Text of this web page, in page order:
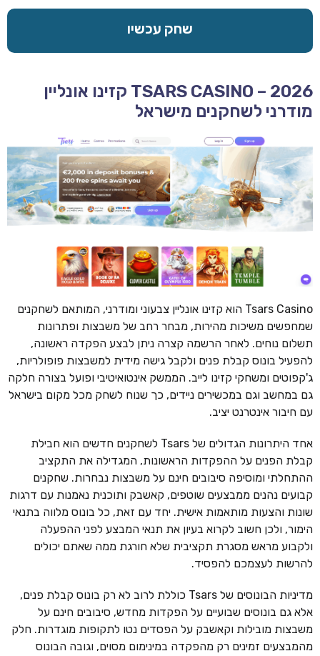
שחק עכשיו
TSARS CASINO – 2026 קזינו אונליין
מודרני לשחקנים מישראל
Tsars Casino הוא קזינו אונליין צבעוני ומודרני, המותאם לשחקנים
שמחפשים משיכות מהירות, מבחר רחב של משבצות ופתרונות
תשלום נוחים. לאחר הרשמה קצרה ניתן לבצע הפקדה ראשונה,
להפעיל בונוס קבלת פנים ולקבל גישה מידית למשבצות פופולריות,
ג'קפוטים ומשחקי קזינו לייב. הממשק אינטואיטיבי ופועל בצורה חלקה
גם במחשב וגם במכשירים ניידים, כך שנוח לשחק מכל מקום בישראל
עם חיבור אינטרנט יציב.
אחד היתרונות הגדולים של Tsars לשחקנים חדשים הוא חבילת
קבלת הפנים על ההפקדות הראשונות, המגדילה את התקציב
ההתחלתי ומוסיפה סיבובים חינם על משבצות נבחרות. שחקנים
קבועים נהנים ממבצעים שוטפים, קאשבק ותוכנית נאמנות עם דרגות
שונות והצעות מותאמות אישית. יחד עם זאת, כל בונוס מלווה בתנאי
הימור, ולכן חשוב לקרוא בעיון את תנאי המבצע לפני ההפעלה
ולקבוע מראש מסגרת תקציבית שלא חורגת ממה שאתם יכולים
להרשות לעצמכם להפסיד.
מדיניות הבונוסים של Tsars כוללת לרוב לא רק בונוס קבלת פנים,
אלא גם בונוסים שבועיים על הפקדות מחדש, סיבובים חינם על
משבצות מובילות וקאשבק על הפסדים נטו לתקופות מוגדרות. חלק
מהמבצעים זמינים רק מהפקדה במינימום מסוים, וגובה הבונוס